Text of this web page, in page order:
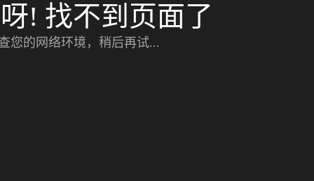
! 找不到页面了
您的网络环境，稍后再试...